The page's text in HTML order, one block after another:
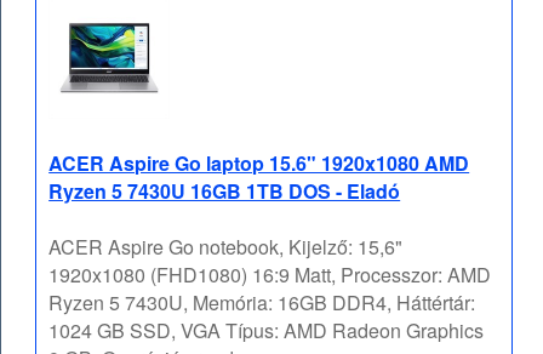
ACER Aspire Go laptop 15.6" 1920x1080 AMD
Ryzen 5 7430U 16GB 1TB DOS - Eladó
ACER Aspire Go notebook, Kijelző: 15,6"
1920x1080 (FHD1080) 16:9 Matt, Processzor: AMD
Ryzen 5 7430U, Memória: 16GB DDR4, Háttértár:
1024 GB SSD, VGA Típus: AMD Radeon Graphics